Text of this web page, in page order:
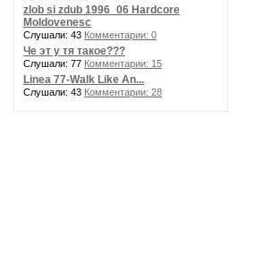
zlob si zdub 1996_06 Hardcore
Moldovenesc
Слушали: 43 Комментарии: 0
Че эт у тя такое???
Слушали: 77 Комментарии: 15
Linea 77-Walk Like An...
Слушали: 43 Комментарии: 28